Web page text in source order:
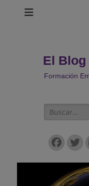
El Blog
Formación
Buscar: